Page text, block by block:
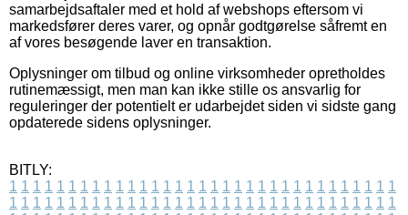
samarbejdsaftaler med et hold af webshops eftersom vi
markedsfører deres varer, og opnår godtgørelse såfremt en
af vores besøgende laver en transaktion.
Oplysninger om tilbud og online virksomheder opretholdes
rutinemæssigt, men man kan ikke stille os ansvarlig for
reguleringer der potentielt er udarbejdet siden vi sidste gang
opdaterede sidens oplysninger.
BITLY:
1 1 1 1 1 1 1 1 1 1 1 1 1 1 1 1 1 1 1 1 1 1 1 1 1 1 1 1 1 1 1 1 1
1 1 1 1 1 1 1 1 1 1 1 1 1 1 1 1 1 1 1 1 1 1 1 1 1 1 1 1 1 1 1 1 1